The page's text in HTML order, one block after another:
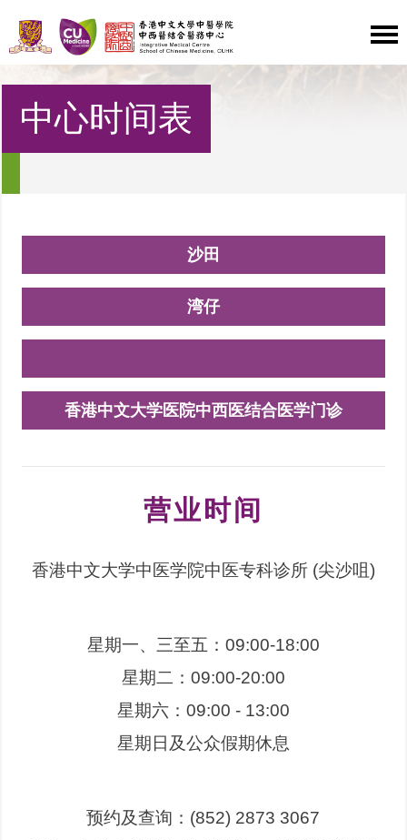
中心时间表
沙田
湾仔
香港中文大学医院中西医结合医学门诊
营业时间
香港中文大学中医学院中医专科诊所 (尖沙咀)
星期一、三至五：09:00-18:00
星期二：09:00-20:00
星期六：09:00 - 13:00
星期日及公众假期休息
预约及查询：(852) 2873 3067